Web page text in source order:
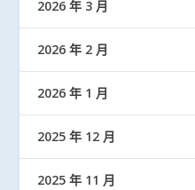
2026 年 3 月
2026 年 2 月
2026 年 1 月
2025 年 12 月
2025 年 11 月